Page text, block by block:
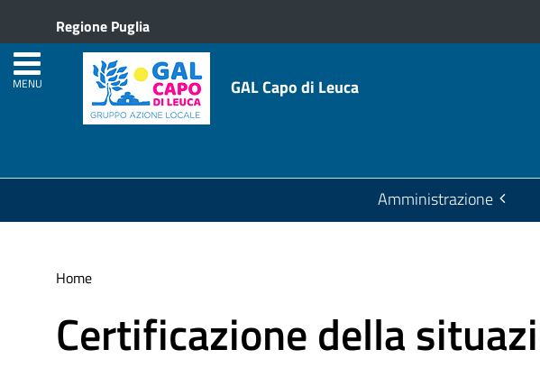
Regione Puglia
MENU GAL Capo di Leuca
Amministrazione
Home
Certificazione della